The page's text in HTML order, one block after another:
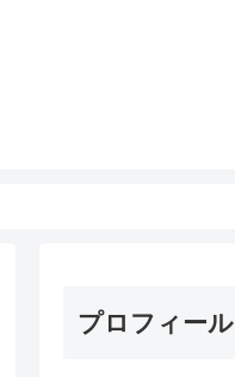
プロフィール